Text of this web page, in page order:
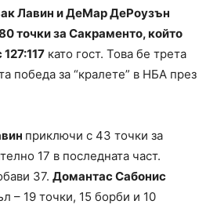
Лавин и ДеМар ДеРоузън
точки за Сакраменто, който
като гост. Това бе трета
победа за “кралете” в НБА през
приключи с 43 точки за
17 в последната част.
37. Домантас Сабонис
– 19 точки, 15 борби и 10